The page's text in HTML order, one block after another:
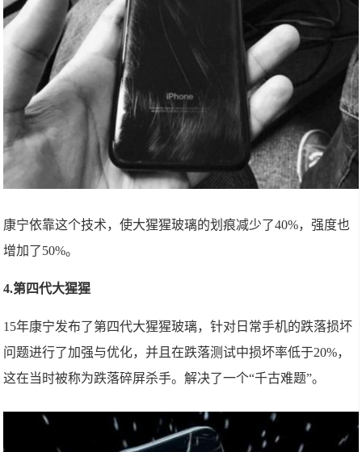
康宁依靠这个技术，使大猩猩玻璃的划痕减少了40%，强度也
增加了50%。
4.第四代大猩猩
15年康宁发布了第四代大猩猩玻璃，针对日常手机的跌落损坏
问题进行了加强与优化，并且在跌落测试中损坏率低于20%，
这在当时被称为跌落碎屏杀手。解决了一个“千古难题”。